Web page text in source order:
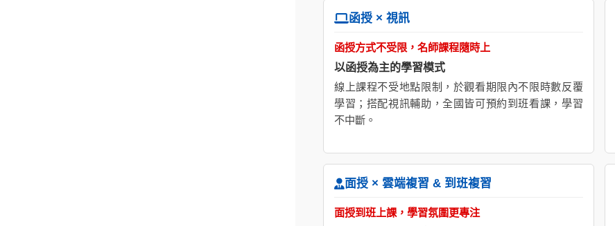
函授 × 視訊
函授方式不受限，名師課程隨時上
以函授為主的學習模式
線上課程不受地點限制，於觀看期限內不限時數反覆
學習；搭配視訊輔助，全國皆可預約到班看課，學習
不中斷。
面授 × 雲端複習 & 到班複習
面授到班上課，學習氛圍更專注